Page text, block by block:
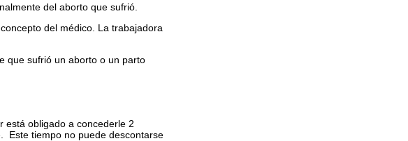
del aborto que sufrió.
del médico. La trabajadora
que sufrió un aborto o un parto
está obligado a concederle 2
Este tiempo no puede descontarse